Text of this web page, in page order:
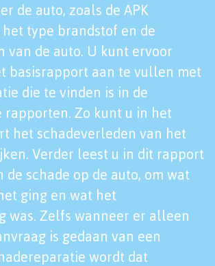
de auto, zoals de APK
type brandstof en de
van de auto. U kunt ervoor
basisrapport aan te vullen met
die te vinden is in de
rapporten. Zo kunt u in het
het schadeverleden van het
Verder leest u in dit rapport
de schade op de auto, om wat
ging en wat het
was. Zelfs wanneer er alleen
is gedaan van een
wordt dat